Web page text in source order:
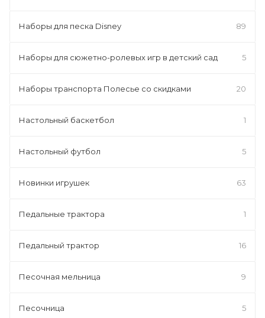
Наборы для песка Disney 89
Наборы для сюжетно-ролевых игр в детский сад 5
Наборы транспорта Полесье со скидками 20
Настольный баскетбол 1
Настольный футбол 5
Новинки игрушек 63
Педальные трактора 1
Педальный трактор 16
Песочная мельница 9
Песочница 5